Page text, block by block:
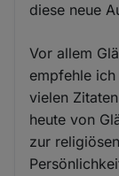
diese neue
Vor allem
empfehle
vielen
heute von
zur